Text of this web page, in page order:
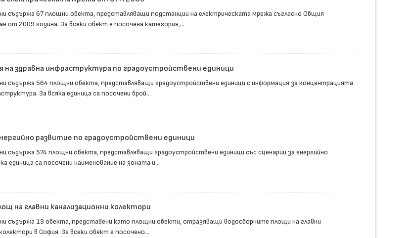
съдържа 67 площни обекта, представляващи подстанции на електрическата мрежа съгласно Общия
от 2009 година. За всеки обект е посочена категория,...
на здравна инфраструктура по градоустройствени единици
съдържа 564 площни обекта, представляващи градоустройствени единици с информация за концентрацията
За всяка единица са посочени брой...
развитие по градоустройствени единици
съдържа 574 площни обекта, представляващи градоустройствени единици със сценарии за енергийно
единица са посочени наименование на зоната и...
на главни канализационни колектори
съдържа 13 обекта, представени като площни обекти, отразяващи водосборните площи на главни
в София. За всеки обект е посочено...